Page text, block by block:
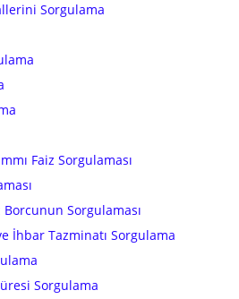
Sorgulama
Faiz Sorgulaması
Sorgulaması
İhbar Tazminatı Sorgulama
Sorgulama